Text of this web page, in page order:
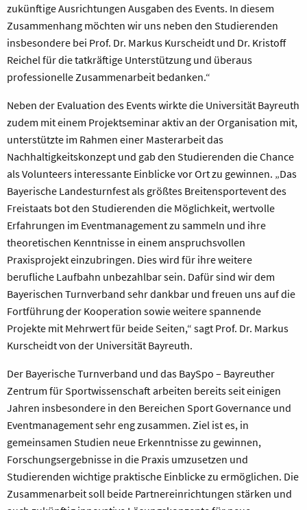
zukünftige Ausrichtungen Ausgaben des Events. In diesem
Zusammenhang möchten wir uns neben den Studierenden
insbesondere bei Prof. Dr. Markus Kurscheidt und Dr. Kristoff
Reichel für die tatkräftige Unterstützung und überaus
professionelle Zusammenarbeit bedanken.“
Neben der Evaluation des Events wirkte die Universität Bayreuth
zudem mit einem Projektseminar aktiv an der Organisation mit,
unterstützte im Rahmen einer Masterarbeit das
Nachhaltigkeitskonzept und gab den Studierenden die Chance
als Volunteers interessante Einblicke vor Ort zu gewinnen. „Das
Bayerische Landesturnfest als größtes Breitensportevent des
Freistaats bot den Studierenden die Möglichkeit, wertvolle
Erfahrungen im Eventmanagement zu sammeln und ihre
theoretischen Kenntnisse in einem anspruchsvollen
Praxisprojekt einzubringen. Dies wird für ihre weitere
berufliche Laufbahn unbezahlbar sein. Dafür sind wir dem
Bayerischen Turnverband sehr dankbar und freuen uns auf die
Fortführung der Kooperation sowie weitere spannende
Projekte mit Mehrwert für beide Seiten,“ sagt Prof. Dr. Markus
Kurscheidt von der Universität Bayreuth.
Der Bayerische Turnverband und das BaySpo – Bayreuther
Zentrum für Sportwissenschaft arbeiten bereits seit einigen
Jahren insbesondere in den Bereichen Sport Governance und
Eventmanagement sehr eng zusammen. Ziel ist es, in
gemeinsamen Studien neue Erkenntnisse zu gewinnen,
Forschungsergebnisse in die Praxis umzusetzen und
Studierenden wichtige praktische Einblicke zu ermöglichen. Die
Zusammenarbeit soll beide Partnereinrichtungen stärken und